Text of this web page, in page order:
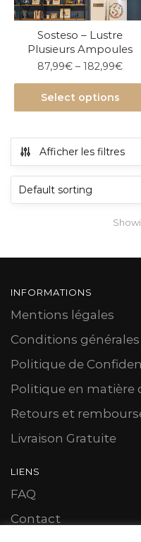
Sosteso – Lustre
Plusieurs Ampoules
87,99€ –182,99€
Select options
Afficher les filtres
INFORMATIONS
Mentions légales
Conditions
Politique de
Politique en matière
Retours et
Livraison Gratuite
LIENS
FAQ
Contact